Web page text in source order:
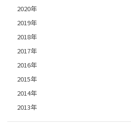
2020年
2019年
2018年
2017年
2016年
2015年
2014年
2013年